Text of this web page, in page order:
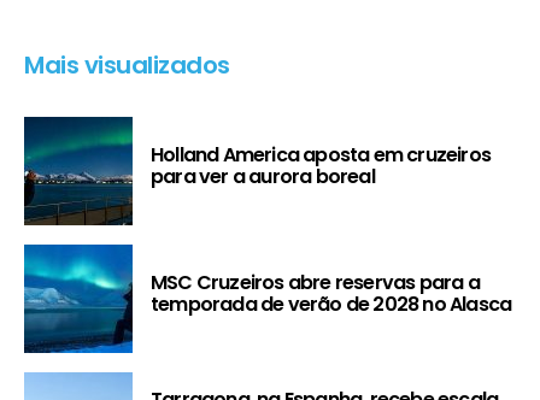
Mais visualizados
Holland America aposta em cruzeiros
para ver a aurora boreal
MSC Cruzeiros abre reservas para a
temporada de verão de 2028 no Alasca